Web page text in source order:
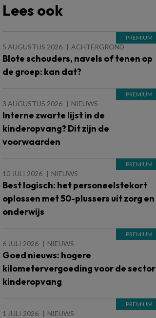
Lees ook
5 AUGUSTUS 2026 ACHTERGROND
Blote schouders, navels of tenen op
de groep: kan dat?
3 AUGUSTUS 2026 NIEUWS
Interne zwarte lijst in de
kinderopvang? Dit zijn de
voorwaarden
10 JULI 2026 NIEUWS
Best logisch: het personeelstekort
oplossen met 50-plussers uit zorg en
onderwijs
6 JULI 2026 NIEUWS
Goed nieuws: hogere
kilometervergoeding voor de sector
kinderopvang
1 JULI 2026 NIEUWS